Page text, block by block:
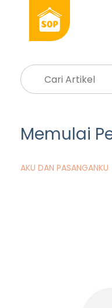
Memulai
AKU DAN PASANGANKU